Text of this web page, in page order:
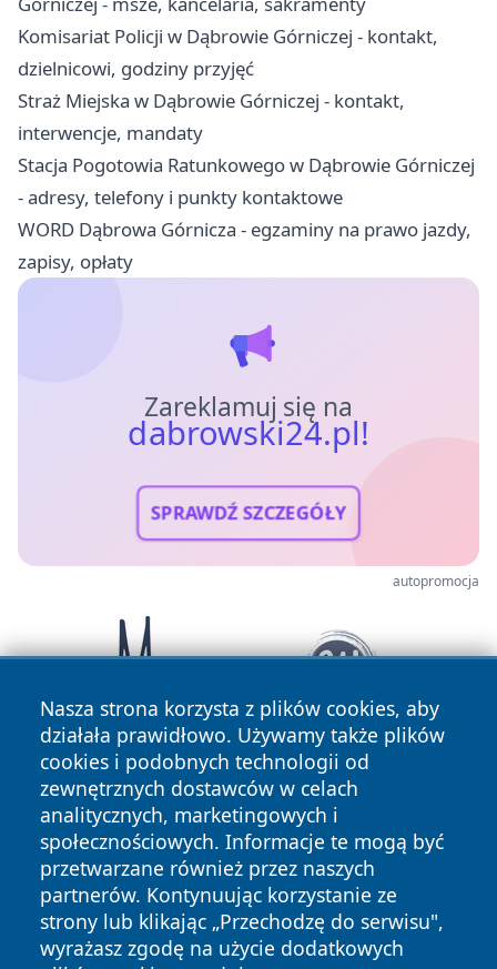
Komisariat Policji w Dąbrowie Górniczej - kontakt,
dzielnicowi, godziny przyjęć
Straż Miejska w Dąbrowie Górniczej - kontakt,
interwencje, mandaty
Stacja Pogotowia Ratunkowego w Dąbrowie Górniczej
- adresy, telefony i punkty kontaktowe
WORD Dąbrowa Górnicza - egzaminy na prawo jazdy,
zapisy, opłaty
Zareklamuj się na
dabrowski24.pl!
SPRAWDŹ SZCZEGÓŁY
autopromocja
Nasza strona korzysta z plików cookies, aby
działała prawidłowo. Używamy także plików
cookies i podobnych technologii od
zewnętrznych dostawców w celach
analitycznych, marketingowych i
społecznościowych. Informacje te mogą być
przetwarzane również przez naszych
partnerów. Kontynuując korzystanie ze
strony lub klikając „Przechodzę do serwisu",
wyrażasz zgodę na użycie dodatkowych
Copyright © 2026 dabrowski24.pl Wszystkie prawa
zastrzeżone.